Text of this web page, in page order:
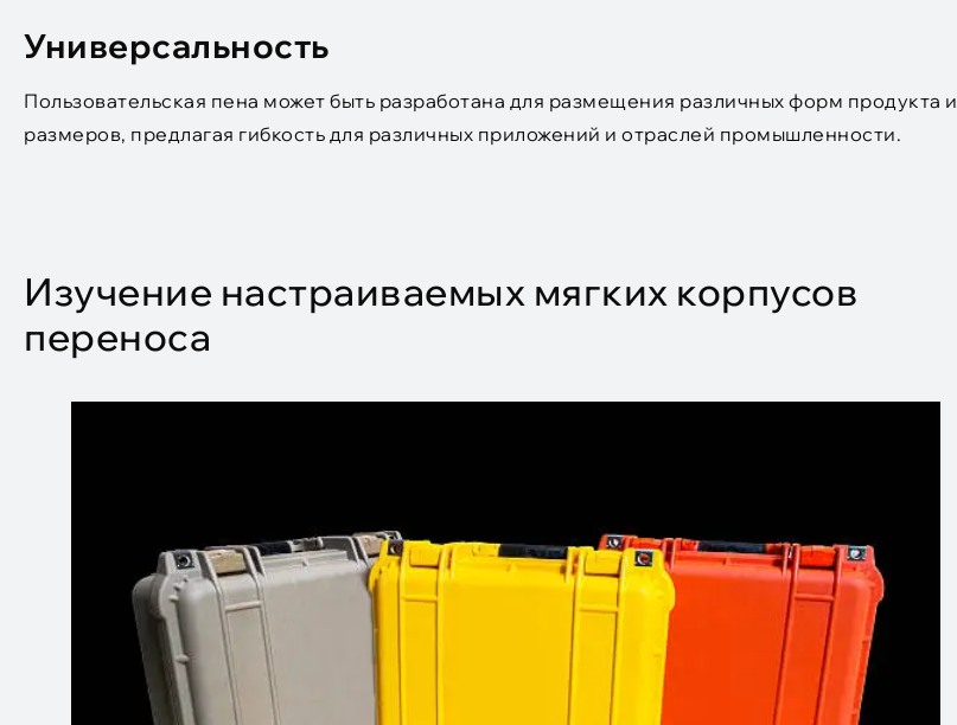
Универсальность
Пользовательская пена может быть разработана для размещения различных форм продукта и
размеров, предлагая гибкость для различных приложений и отраслей промышленности.
Изучение настраиваемых мягких корпусов
переноса